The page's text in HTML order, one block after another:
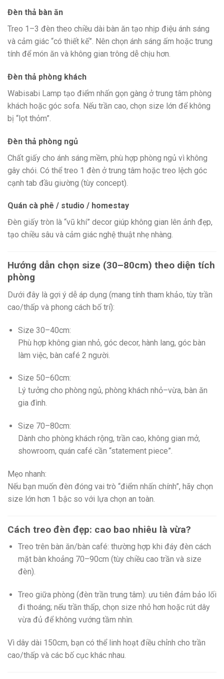
Đèn thả bàn ăn
Treo 1–3 đèn theo chiều dài bàn ăn tạo nhịp điệu ánh sáng
và cảm giác “có thiết kế”. Nên chọn ánh sáng ấm hoặc trung
tính để món ăn và không gian trông dễ chịu hơn.
Đèn thả phòng khách
Wabisabi Lamp tạo điểm nhấn gọn gàng ở trung tâm phòng
khách hoặc góc sofa. Nếu trần cao, chọn size lớn để không
bị “lọt thỏm”.
Đèn thả phòng ngủ
Chất giấy cho ánh sáng mềm, phù hợp phòng ngủ vì không
gây chói. Có thể treo 1 đèn ở trung tâm hoặc treo lệch góc
cạnh tab đầu giường (tùy concept).
Quán cà phê / studio / homestay
Đèn giấy tròn là “vũ khí” decor giúp không gian lên ảnh đẹp,
tạo chiều sâu và cảm giác nghệ thuật nhẹ nhàng.
Hướng dẫn chọn size (30–80cm) theo diện tích
phòng
Dưới đây là gợi ý dễ áp dụng (mang tính tham khảo, tùy trần
cao/thấp và phong cách bố trí):
Size 30–40cm:
Phù hợp không gian nhỏ, góc decor, hành lang, góc bàn
làm việc, bàn café 2 người.
Size 50–60cm:
Lý tưởng cho phòng ngủ, phòng khách nhỏ–vừa, bàn ăn
gia đình.
Size 70–80cm:
Dành cho phòng khách rộng, trần cao, không gian mở,
showroom, quán café cần “statement piece”.
Mẹo nhanh:
Nếu bạn muốn đèn đóng vai trò “điểm nhấn chính”, hãy chọn
size lớn hơn 1 bậc so với lựa chọn an toàn.
Cách treo đèn đẹp: cao bao nhiêu là vừa?
Treo trên bàn ăn/bàn café: thường hợp khi đáy đèn cách
mặt bàn khoảng 70–90cm (tùy chiều cao trần và size
đèn).
Treo giữa phòng (đèn trần trung tâm): ưu tiên đảm bảo lối
đi thoáng; nếu trần thấp, chọn size nhỏ hơn hoặc rút dây
vừa đủ để không vướng tầm nhìn.
Vì dây dài 150cm, bạn có thể linh hoạt điều chỉnh cho trần
cao/thấp và các bố cục khác nhau.